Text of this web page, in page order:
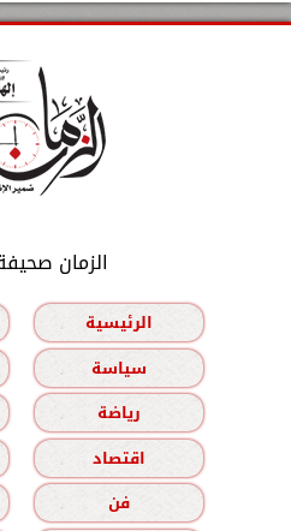
الزمان
الرئيسية
سياسة
رياضة
اقتصاد
فن